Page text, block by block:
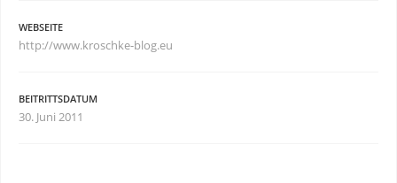
WEBSEITE
http://www.kroschke-blog.eu
BEITRITTSDATUM
30. Juni 2011